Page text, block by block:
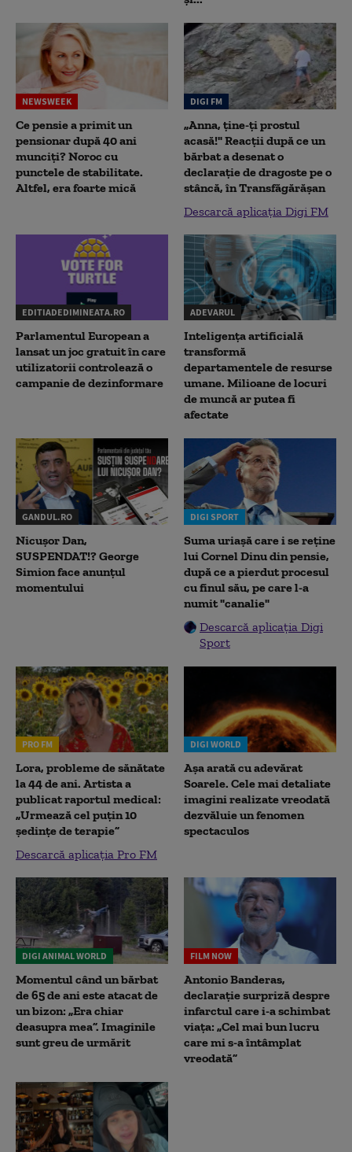
NEWSWEEK
Ce pensie a primit un
pensionar după 40 ani
munciți? Noroc cu
punctele de stabilitate.
Altfel, era foarte mică
DIGI FM
„Anna, ţine-ţi prostul
acasă!" Reacţii după ce un
bărbat a desenat o
declaraţie de dragoste pe o
stâncă, în Transfăgărăşan
Descarcă aplicația Digi FM
EDITIADEDIMINEATA.RO
Parlamentul European a
lansat un joc gratuit în care
utilizatorii controlează o
campanie de dezinformare
ADEVARUL
Inteligența artificială
transformă
departamentele de resurse
umane. Milioane de locuri
de muncă ar putea fi
afectate
GANDUL.RO
Nicușor Dan,
SUSPENDAT!? George
Simion face anunțul
momentului
DIGI SPORT
Suma uriașă care i se reține
lui Cornel Dinu din pensie,
după ce a pierdut procesul
cu finul său, pe care l-a
numit "canalie"
Descarcă aplicația Digi
Sport
PRO FM
Lora, probleme de sănătate
la 44 de ani. Artista a
publicat raportul medical:
„Urmează cel puțin 10
ședințe de terapie”
Descarcă aplicația Pro FM
DIGI WORLD
Așa arată cu adevărat
Soarele. Cele mai detaliate
imagini realizate vreodată
dezvăluie un fenomen
spectaculos
DIGI ANIMAL WORLD
Momentul când un bărbat
de 65 de ani este atacat de
un bizon: „Era chiar
deasupra mea”. Imaginile
sunt greu de urmărit
FILM NOW
Antonio Banderas,
declarație surpriză despre
infarctul care i-a schimbat
viața: „Cel mai bun lucru
care mi s-a întâmplat
vreodată”